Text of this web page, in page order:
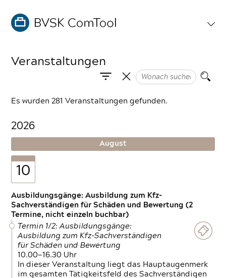
Veranstaltungen
Es wurden 281 Veranstaltungen gefunden.
2026
August
10
Ausbildungsgänge: Ausbildung zum Kfz-
Sachverständigen für Schäden und Bewertung (2
Termine, nicht einzeln buchbar)
Termin 1/2: Ausbildungsgänge:
Ausbildung zum Kfz-Sachverständigen
für Schäden und Bewertung
10.00—16.30 Uhr
In dieser Veranstaltung liegt das Hauptaugenmerk
im gesamten Tätigkeitsfeld des Sachverständigen